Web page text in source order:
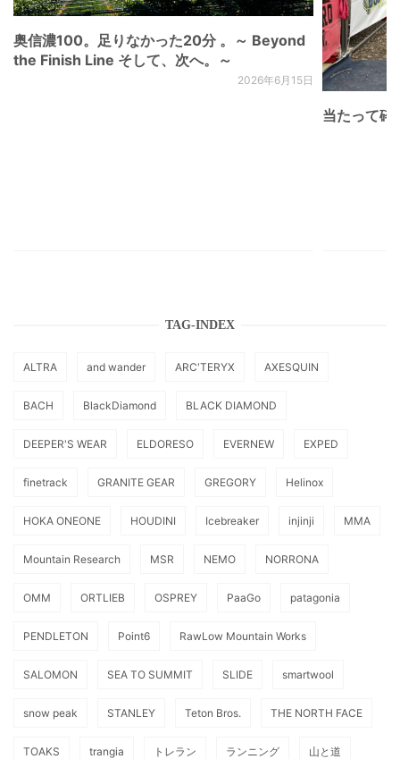
奥信濃100。足りなかった20分 。～ Beyond
the Finish Line そして、次へ。～
2026年6月15日
当たって砕
TAG-INDEX
ALTRA and wander ARC'TERYX AXESQUIN
BACH BlackDiamond BLACK DIAMOND
DEEPER'S WEAR ELDORESO EVERNEW EXPED
finetrack GRANITE GEAR GREGORY Helinox
HOKA ONEONE HOUDINI Icebreaker injinji MMA
Mountain Research MSR NEMO NORRONA
OMM ORTLIEB OSPREY PaaGo patagonia
PENDLETON Point6 RawLow Mountain Works
SALOMON SEA TO SUMMIT SLIDE smartwool
snow peak STANLEY Teton Bros. THE NORTH FACE
TOAKS trangia トレラン ランニング 山と道